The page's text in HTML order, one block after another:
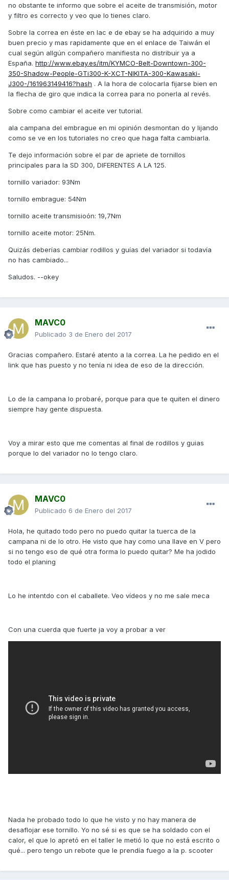
no obstante te informo que sobre el aceite de transmisión, motor
y filtro es correcto y veo que lo tienes claro.
Sobre la correa en éste en lac e de ebay se ha adquirido a muy
buen precio y mas rapidamente que en el enlace de Taiwán el
cual según allgún compañero manifiesta no distribuir ya a
España. http://www.ebay.es/itm/KYMCO-Belt-Downtown-300-
350-Shadow-People-GTi300-K-XCT-NIKITA-300-Kawasaki-
J300-/161963149416?hash . A la hora de colocarla fijarse bien en
la flecha de giro que indica la correa para no ponerla al revés.
Sobre como cambiar el aceite ver tutorial.
ala campana del embrague en mi opinión desmontan do y lijando
como se ve en los tutoriales no creo que haga falta cambiarla.
Te dejo información sobre el par de apriete de tornillos
principales para la SD 300, DIFERENTES A LA 125.
tornillo variador: 93Nm
tornillo embrague: 54Nm
tornillo aceite transmisioón: 19,7Nm
tornillo aceite motor: 25Nm.
Quizás deberías cambiar rodillos y guías del variador si todavía
no has cambiado...
Saludos. --okey
MAVC0
Publicado 3 de Enero del 2017
Gracias compañero. Estaré atento a la correa. La he pedido en el
link que has puesto y no tenía ni idea de eso de la dirección.
Lo de la campana lo probaré, porque para que te quiten el dinero
siempre hay gente dispuesta.
Voy a mirar esto que me comentas al final de rodillos y guias
porque lo del variador no lo tengo claro.
MAVC0
Publicado 6 de Enero del 2017
Hola, he quitado todo pero no puedo quitar la tuerca de la
campana ni de lo otro. He visto que hay como una llave en V pero
si no tengo eso de qué otra forma lo puedo quitar? Me ha jodido
todo el planing
Lo he intentdo con el caballete. Veo vídeos y no me sale meca
Con una cuerda que fuerte ja voy a probar a ver
Nada he probado todo lo que he visto y no hay manera de
desaflojar ese tornillo. Yo no sé si es que se ha soldado con el
calor, el que lo apretó en el taller le metió lo que no está escrito o
qué... pero tengo un rebote que le prendía fuego a la p. scooter